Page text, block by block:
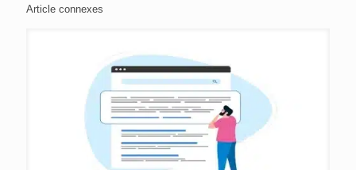
Article connexes